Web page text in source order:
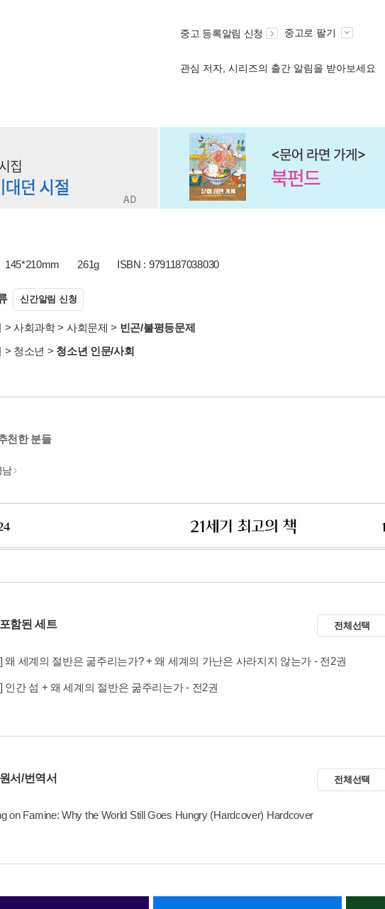
중고 등록알림 신청 중고로 팔기
관심 저자, 시리즈의 출간 알림을 받아보세요
145*210mm 261g ISBN : 9791187038030
신간알림 신청
> 사회과학> 사회문제 > 빈곤/불평등문제
> 청소년 > 청소년 인문/사회
천한 분들
남
함된 세트 전체선택
왜 세계의 절반은 굶주리는가? + 왜 세계의 가난은 사라지지 않는가 - 전2권
인간 섬 + 왜 세계의 절반은 굶주리는가 - 전2권
서/번역서 전체선택
on Famine: Why the World Still Goes Hungry (Hardcover) Hardcover